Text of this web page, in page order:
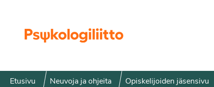
Etusivu Neuvoja ja ohjeita Opiskelijoiden jäsensivu